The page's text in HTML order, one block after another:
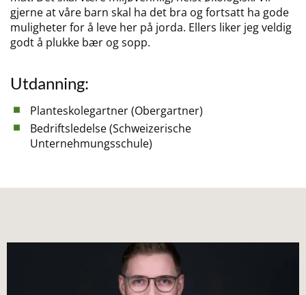
gjerne at våre barn skal ha det bra og fortsatt ha gode
muligheter for å leve her på jorda. Ellers liker jeg veldig
godt å plukke bær og sopp.
Utdanning:
Planteskolegartner (Obergartner)
Bedriftsledelse (Schweizerische
Unternehmungsschule)